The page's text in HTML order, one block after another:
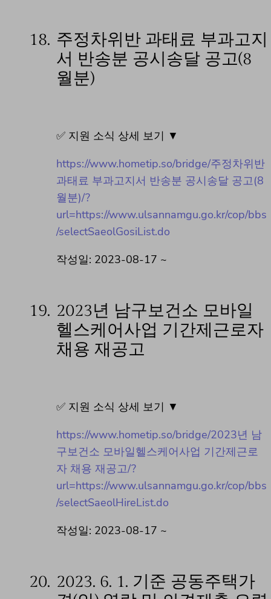
18. 주정차위반 과태료 부과고지
서 반송분 공시송달 공고(8
월분)
✅ 지원 소식 상세 보기 ▼
https://www.hometip.so/bridge/주정차위반
과태료 부과고지서 반송분 공시송달 공고(8
월분)/?
url=https://www.ulsannamgu.go.kr/cop/bbs
/selectSaeolGosiList.do
작성일: 2023-08-17 ~
19. 2023년 남구보건소 모바일
헬스케어사업 기간제근로자
채용 재공고
✅ 지원 소식 상세 보기 ▼
https://www.hometip.so/bridge/2023년 남
구보건소 모바일헬스케어사업 기간제근로
자 채용 재공고/?
url=https://www.ulsannamgu.go.kr/cop/bbs
/selectSaeolHireList.do
작성일: 2023-08-17 ~
20. 2023. 6. 1. 기준 공동주택가